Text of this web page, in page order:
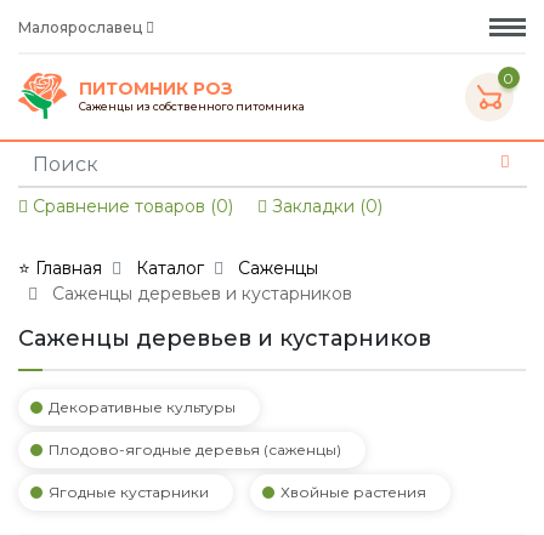
Малоярославец
ПИТОМНИК РОЗ
Саженцы из собственного питомника
0
Сравнение товаров (0) Закладки (0)
⭐ Главная Каталог
Саженцы
Саженцы деревьев и кустарников
Саженцы деревьев и кустарников
Декоративные культуры
Плодово-ягодные деревья (саженцы)
Ягодные кустарники Хвойные растения